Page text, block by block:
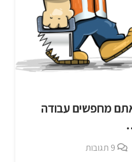
מחפשים עבודה
9 תגובות